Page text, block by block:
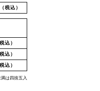
税込）
込）
込）
込）
は四捨五入